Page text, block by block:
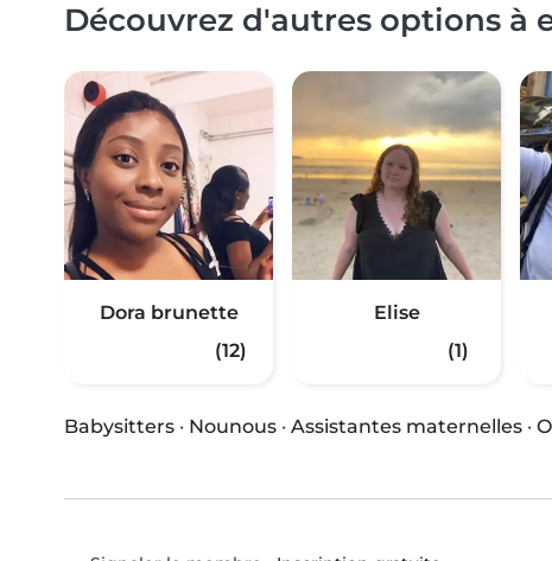
Découvrez d'autres options à
Dora brunette
(12)
Elise
(1)
Babysitters · Nounous · Assistantes maternelles ·